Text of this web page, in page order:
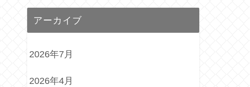
アーカイブ
2026年7月
2026年4月